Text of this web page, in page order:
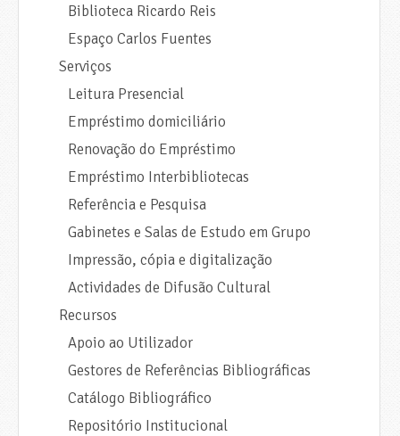
Biblioteca Ricardo Reis
Espaço Carlos Fuentes
Serviços
Leitura Presencial
Empréstimo domiciliário
Renovação do Empréstimo
Empréstimo Interbibliotecas
Referência e Pesquisa
Gabinetes e Salas de Estudo em Grupo
Impressão, cópia e digitalização
Actividades de Difusão Cultural
Recursos
Apoio ao Utilizador
Gestores de Referências Bibliográficas
Catálogo Bibliográfico
Repositório Institucional